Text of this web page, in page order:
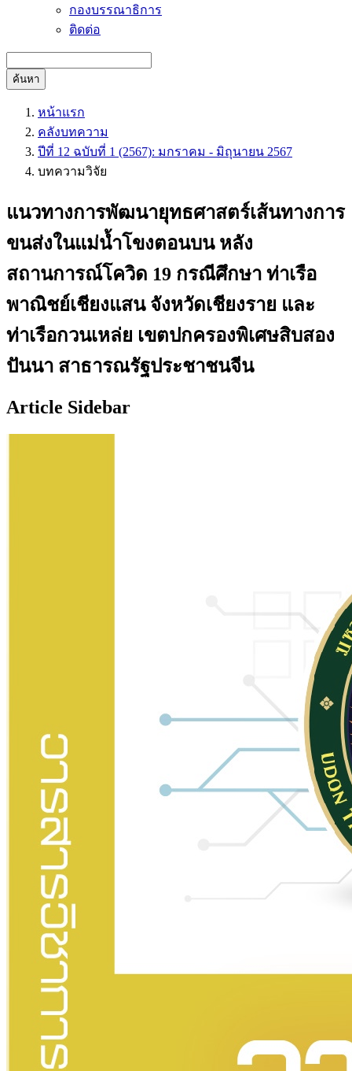
กองบรรณาธิการ
ติดต่อ
ค้นหา
หน้าแรก
คลังบทความ
ปีที่ 12 ฉบับที่ 1 (2567): มกราคม - มิถุนายน 2567
บทความวิจัย
แนวทางการพัฒนายุทธศาสตร์เส้นทางการ
ขนส่งในแม่น้ำโขงตอนบน หลัง
สถานการณ์โควิด 19 กรณีศึกษา ท่าเรือ
พาณิชย์เชียงแสน จังหวัดเชียงราย และ
ท่าเรือกวนเหล่ย เขตปกครองพิเศษสิบสอง
ปันนา สาธารณรัฐประชาชนจีน
Article Sidebar